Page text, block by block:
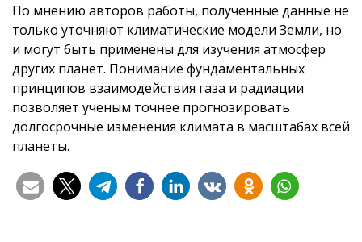
По мнению авторов работы, полученные данные не
только уточняют климатические модели Земли, но
и могут быть применены для изучения атмосфер
других планет. Понимание фундаментальных
принципов взаимодействия газа и радиации
позволяет ученым точнее прогнозировать
долгосрочные изменения климата в масштабах всей
планеты.